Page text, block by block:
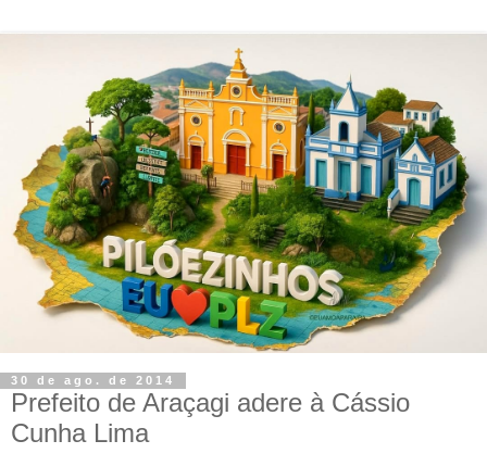
30 de ago. de 2014
Prefeito de Araçagi adere à Cássio
Cunha Lima